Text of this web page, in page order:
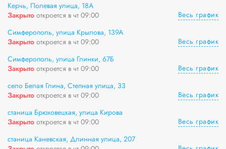
Керчь, Полевая улица, 18А
Закрыто откроется в чт 09:00
Весь график
Симферополь, улица Крылова, 139А
Закрыто откроется в чт 09:00
Весь график
Симферополь, улица Глинки, 67Б
Закрыто откроется в чт 09:00
Весь график
село Белая Глина, Степная улица, 33
Закрыто откроется в чт 09:00
Весь график
станица Брюховецкая, улица Кирова
Закрыто откроется в чт 09:00
Весь график
станица Каневская, Длинная улица, 207